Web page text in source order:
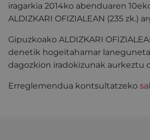
iragarkia 2014ko abenduaren
ALDIZKARI OFIZIALEAN (235 zk.)
Gipuzkoako ALDIZKARI
denetik hogeitahamar
dagozkion iradokizunak aurkeztu
Erreglemendua kontsultatzeko